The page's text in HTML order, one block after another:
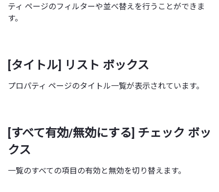
ティ ページのフィルターや並べ替えを行うことができま
す。
[タイトル] リスト ボックス
プロパティ ページのタイトル一覧が表示されています。
[すべて有効/無効にする] チェック ボッ
クス
一覧のすべての項目の有効と無効を切り替えます。